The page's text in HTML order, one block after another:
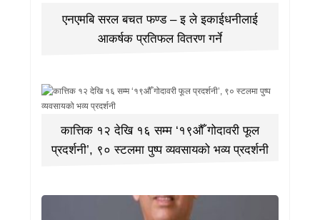
एनएमबि सरल बचत फण्ड – इ ले इकाईधनीलाई
आकर्षक प्रतिफल वितरण गर्ने
कात्तिक १२ देखि १६ सम्म ‘१९औँ गोदावरी फूल
प्रदर्शनी’, ९० स्टलमा पुष्प व्यवसायको भव्य प्रदर्शनी